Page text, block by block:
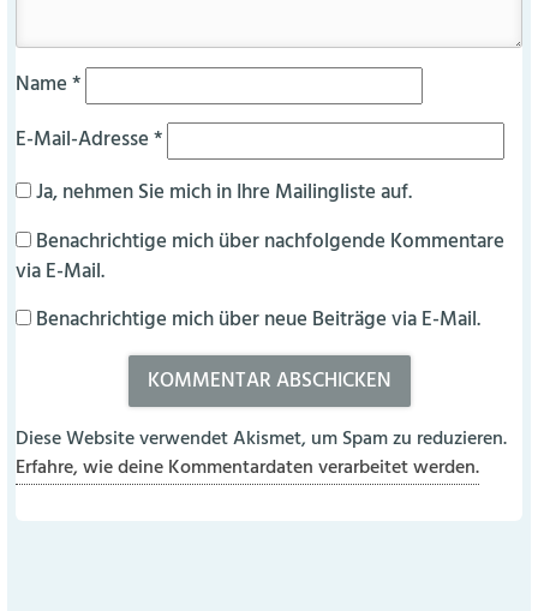
Name*
E-Mail-Adresse*
Ja, nehmen Sie mich in Ihre Mailingliste auf.
Benachrichtige mich über nachfolgende Kommentare
via E-Mail.
Benachrichtige mich über neue Beiträge via E-Mail.
Diese Website verwendet Akismet, um Spam zu reduzieren.
Erfahre, wie deine Kommentardaten verarbeitet werden.